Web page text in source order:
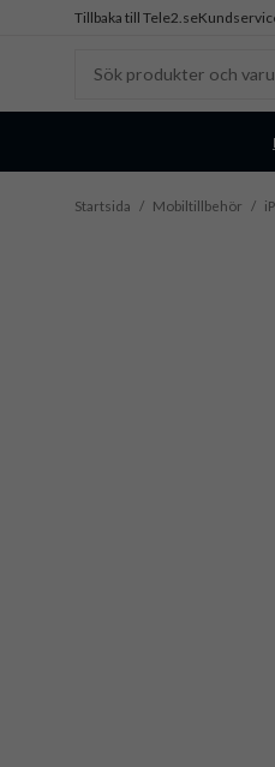
Tillbaka till Tele2.se
Startsida / Mobiltillbehör /